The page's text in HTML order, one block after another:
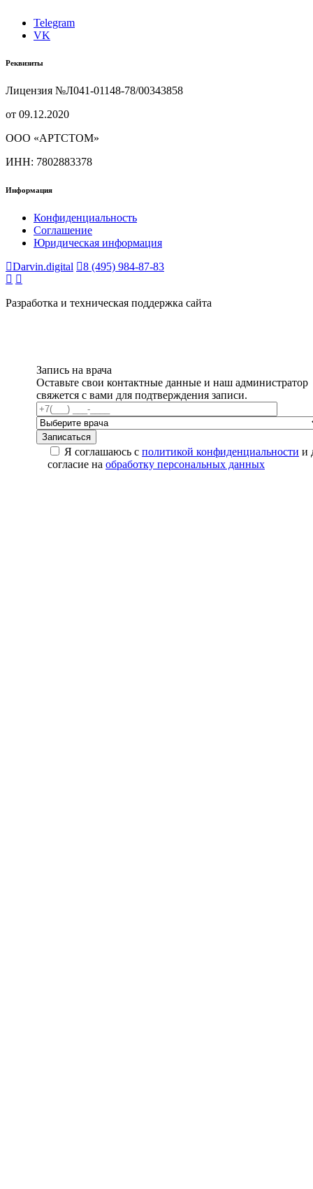
Telegram
VK
Реквизиты
Лицензия №Л041-01148-78/00343858
от 09.12.2020
ООО «АРТСТОМ»
ИНН: 7802883378
Информация
Конфиденциальность
Соглашение
Юридическая информация
Darvin.digital
8 (495) 984-87-83
Разработка и техническая поддержка сайта
Запись на врача
Оставьте свои контактные данные и наш администратор
свяжется с вами для подтверждения записи.
Я соглашаюсь с политикой конфиденциальности и
согласие на обработку персональных данных